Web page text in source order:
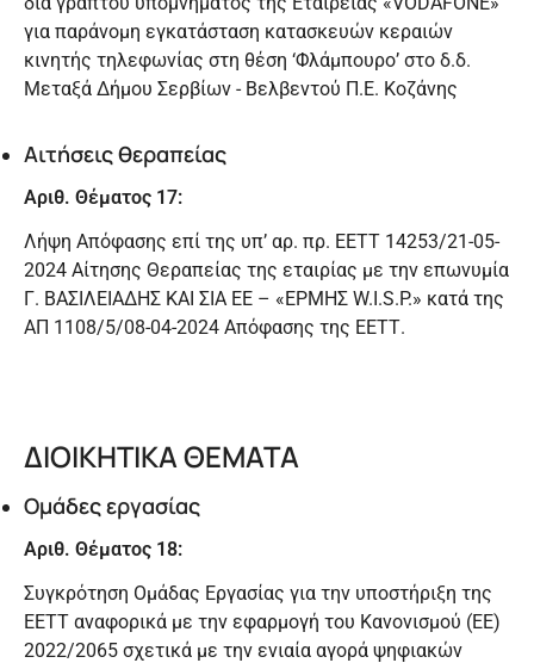
για παράνομη εγκατάσταση κατασκευών κεραιών
κινητής τηλεφωνίας στη θέση ‘Φλάμπουρο’ στο δ.δ.
Μεταξά Δήμου Σερβίων - Βελβεντού Π.Ε. Κοζάνης
Αιτήσεις θεραπείας
Αριθ. Θέματος 17:
Λήψη Απόφασης επί της υπ’ αρ. πρ. ΕΕΤΤ 14253/21-05-
2024 Αίτησης Θεραπείας της εταιρίας με την επωνυμία
Γ. ΒΑΣΙΛΕΙΑΔΗΣ ΚΑΙ ΣΙΑ ΕΕ – «ΕΡΜΗΣ W.I.S.P.» κατά της
ΑΠ 1108/5/08-04-2024 Απόφασης της ΕΕΤΤ.
ΔΙΟΙΚΗΤΙΚΑ ΘΕΜΑΤΑ
Ομάδες εργασίας
Αριθ. Θέματος 18:
Συγκρότηση Ομάδας Εργασίας για την υποστήριξη της
ΕΕΤΤ αναφορικά με την εφαρμογή του Κανονισμού (ΕΕ)
2022/2065 σχετικά με την ενιαία αγορά ψηφιακών